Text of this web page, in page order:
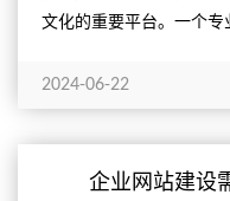
文化的重要平台。一个专
2024-06-22
企业网站建设